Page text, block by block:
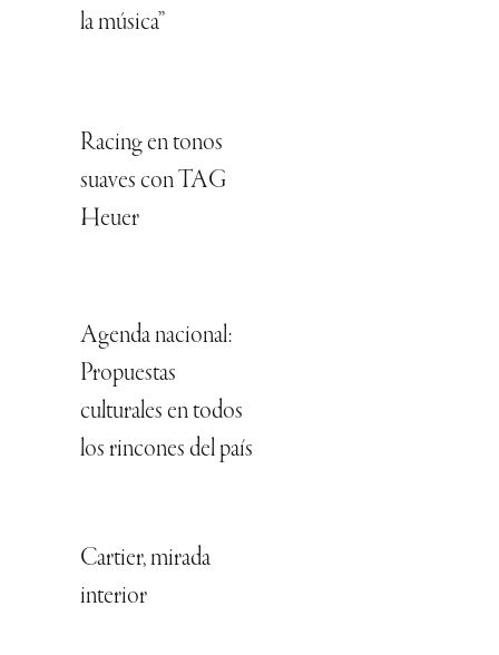
la música”
Racing en tonos
suaves con TAG
Heuer
Agenda nacional:
Propuestas
culturales en todos
los rincones del país
Cartier, mirada
interior